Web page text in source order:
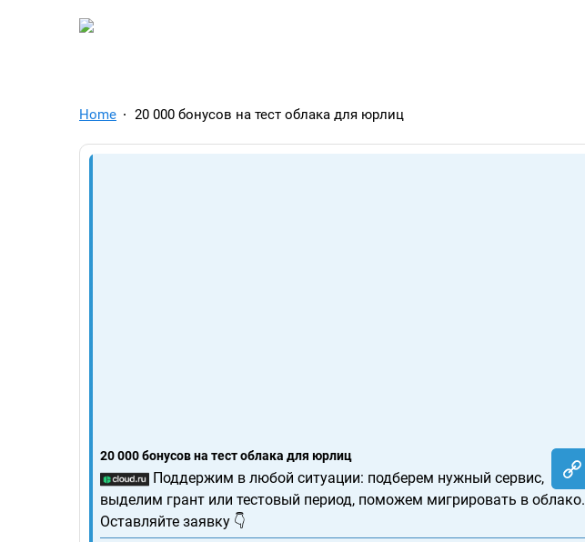
TelegramAds.com — Telegram Ads Spy
Home 20 000 бонусов на тест облака для юрлиц
20 000 бонусов на тест облака для юрлиц
Поддержим в любой ситуации: подберем нужный сервис,
выделим грант или тестовый период, поможем мигрировать в облако.
Оставляйте заявку 👇